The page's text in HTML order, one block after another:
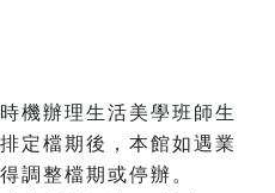
機辦理生活美學班師生
定檔期後，本館如遇業
調整檔期或停辦。